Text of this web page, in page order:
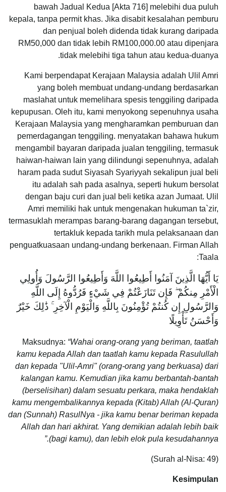
bawah Jadual Kedua [Akta 716] melebihi dua puluh
kepala, tanpa permit khas. Jika disabit kesalahan pemburu
dan penjual boleh didenda tidak kurang daripada
RM50,000 dan tidak lebih RM100,000.00 atau dipenjara
tidak melebihi tiga tahun atau kedua-duanya.
Kami berpendapat Kerajaan Malaysia adalah Ulil Amri
yang boleh membuat undang-undang berdasarkan
maslahat untuk memelihara spesis tenggiling daripada
kepupusan. Oleh itu, kami menyokong sepenuhnya usaha
Kerajaan Malaysia yang mengharamkan pemburuan dan
pemerdagangan tenggiling. menyatakan bahawa hukum
mengambil bayaran daripada jualan tenggiling, termasuk
haiwan-haiwan lain yang dilindungi sepenuhnya, adalah
haram pada sudut Siyasah Syariyyah sekalipun jual beli
itu adalah sah pada asalnya, seperti hukum bersolat
dengan baju curi dan jual beli ketika azan Jumaat. Ulil
Amri memiliki hak untuk mengenakan hukuman ta`zir,
termasuklah merampas barang-barang dagangan tersebut,
tertakluk kepada tarikh mula pelaksanaan dan
penguatkuasaan undang-undang berkenaan. Firman Allah
Taala:
يَا أَيُّهَا الَّذِينَ آمَنُوا أَطِيعُوا اللَّهَ وَأَطِيعُوا الرَّسُولَ وَأُولِي
الْأَمْرِ مِنكُمْ ۖ فَإِن تَنَازَعْتُمْ فِي شَيْءٍ فَرُدُّوهُ إِلَى اللَّهِ
وَالرَّسُولِ إِن كُنتُمْ تُؤْمِنُونَ بِاللَّهِ وَالْيَوْمِ الْآخِرِ ۚ ذَٰلِكَ خَيْرٌ
وَأَحْسَنُ تَأْوِيلًا
Maksudnya: “Wahai orang-orang yang beriman, taatlah
kamu kepada Allah dan taatlah kamu kepada Rasulullah
dan kepada "Ulil-Amri" (orang-orang yang berkuasa) dari
kalangan kamu. Kemudian jika kamu berbantah-bantah
(berselisihan) dalam sesuatu perkara, maka hendaklah
kamu mengembalikannya kepada (Kitab) Allah (Al-Quran)
dan (Sunnah) RasulNya - jika kamu benar beriman kepada
Allah dan hari akhirat. Yang demikian adalah lebih baik
(bagi kamu), dan lebih elok pula kesudahannya.”
(Surah al-Nisa: 49)
Kesimpulan